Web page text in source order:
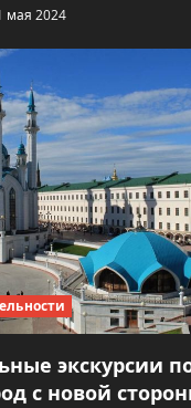
мая 2024
экскурсии
с новой